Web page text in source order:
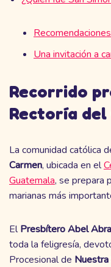
Una invitación a
Recorrido
Rectoría del
La comunidad católica
Carmen, ubicada en el
Guatemala, se prepara
marianas más
ElPresbítero Abel
toda la feligresía,
Procesional de Nuestra